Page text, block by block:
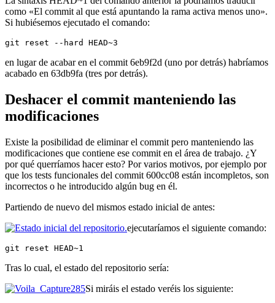
como «El commit al que está apuntando la rama activa menos uno».
Si hubiésemos ejecutado el comando:
git reset --hard HEAD~3
en lugar de acabar en el commit 6eb9f2d (uno por detrás) habríamos
acabado en 63db9fa (tres por detrás).
Deshacer el commit manteniendo las
modificaciones
Existe la posibilidad de eliminar el commit pero manteniendo las
modificaciones que contiene ese commit en el área de trabajo. ¿Y
por qué querríamos hacer esto? Por varios motivos, por ejemplo por
que los tests funcionales del commit 600cc08 están incompletos, son
incorrectos o he introducido algún bug en él.
Partiendo de nuevo del mismos estado inicial de antes:
ejecutaríamos el siguiente comando:
git reset HEAD~1
Tras lo cual, el estado del repositorio sería:
Si miráis el estado veréis los siguiente: